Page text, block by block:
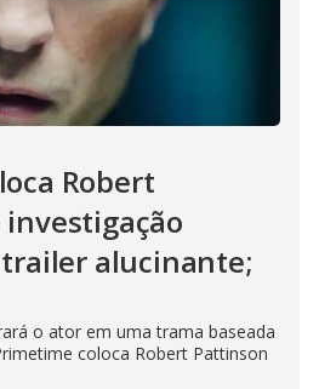
Robert
alucinante;
o ator em uma trama baseada
coloca Robert Pattinson